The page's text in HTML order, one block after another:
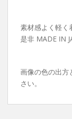
素材感よく軽く
是非 MADE IN
画像の色の出方
さい。